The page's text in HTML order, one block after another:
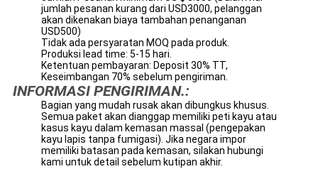
jumlah pesanan kurang dari USD3000, pelanggan
akan dikenakan biaya tambahan penanganan
USD500)
Tidak ada persyaratan MOQ pada produk.
Produksi lead time: 5-15 hari.
Ketentuan pembayaran: Deposit 30% TT,
Keseimbangan 70% sebelum pengiriman.
INFORMASI PENGIRIMAN.:
Bagian yang mudah rusak akan dibungkus khusus.
Semua paket akan dianggap memiliki peti kayu atau
kasus kayu dalam kemasan massal (pengepakan
kayu lapis tanpa fumigasi). Jika negara impor
memiliki batasan pada kemasan, silakan hubungi
kami untuk detail sebelum kutipan akhir.